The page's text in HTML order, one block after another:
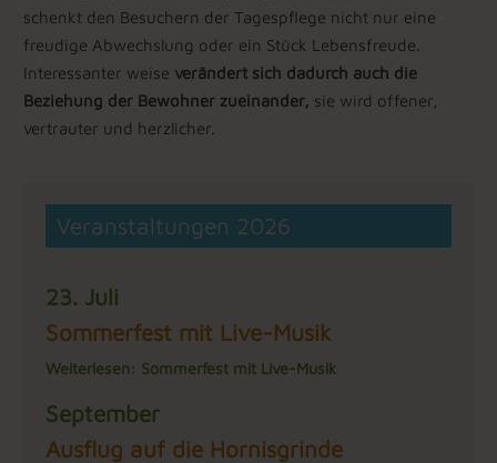
schenkt den Besuchern der Tagespflege nicht nur eine
freudige Abwechslung oder ein Stück Lebensfreude.
Interessanter weise verändert sich dadurch auch die
Beziehung der Bewohner zueinander, sie wird offener,
vertrauter und herzlicher.
Veranstaltungen 2026
23. Juli
Sommerfest mit Live-Musik
Weiterlesen: Sommerfest mit Live-Musik
September
Ausflug auf die Hornisgrinde